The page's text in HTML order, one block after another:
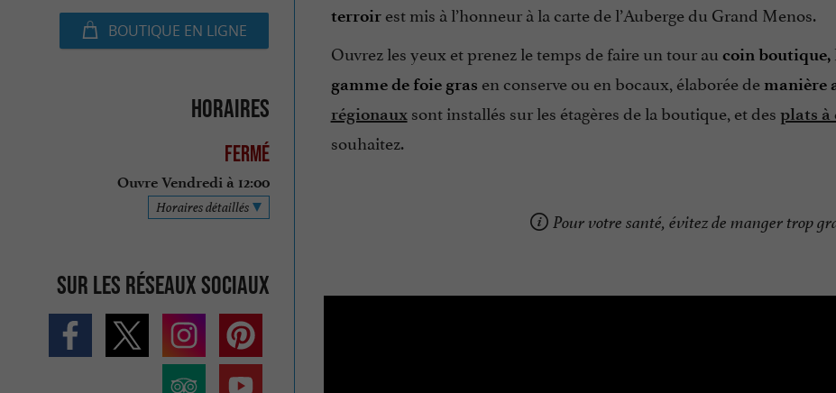
BOUTIQUE EN LIGNE
Horaires
Fermé
Ouvre Vendredi à 12:00
Horaires détaillés
Sur les réseaux sociaux
terroir est mis à l’honneur à la carte de l’Auberge du Grand Menos.
Ouvrez les yeux et prenez le temps de faire un tour au coin boutique,
gamme de foie gras en conserve ou en bocaux, élaborée de manière
régionauxsont installés sur les étagères de la boutique, et des plats à
souhaitez.
Pour votre santé, évitez de manger trop